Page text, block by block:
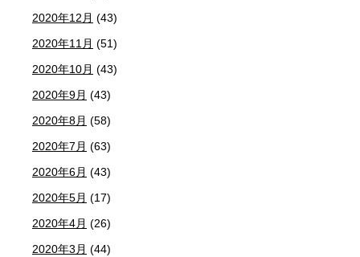
2020年12月 (43)
2020年11月 (51)
2020年10月 (43)
2020年9月 (43)
2020年8月 (58)
2020年7月 (63)
2020年6月 (43)
2020年5月 (17)
2020年4月 (26)
2020年3月 (44)